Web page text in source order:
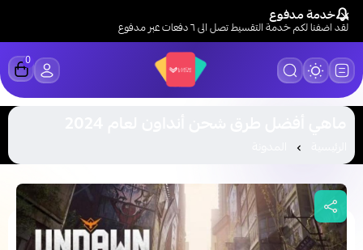
خدمة مدفوع
لقد اضفنا لكم خدمة التقسيط تصل الى ٦ دفعات عبر مدفوع
LUCK STORE
0